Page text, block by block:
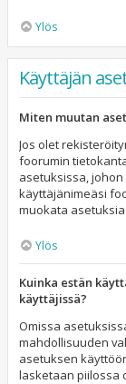
Ylös
Käyttäjän
Miten muutan
Jos olet
foorumin
asetuksissa,
käyttäjänimeäsi
muokata
Ylös
Kuinka estän
käyttäjissä?
Omissa
mahdollisuuden
asetuksen
lasketaan piilossa